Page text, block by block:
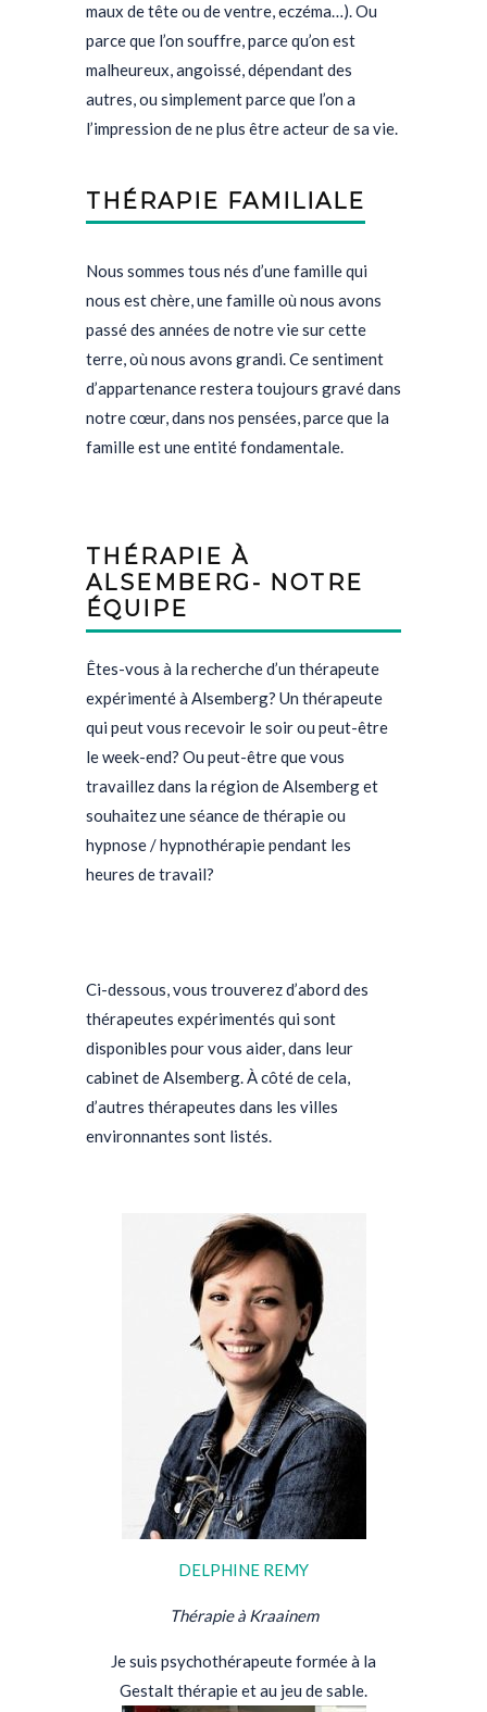
maux de tête ou de ventre, eczéma…). Ou
parce que l’on souffre, parce qu’on est
malheureux, angoissé, dépendant des
autres, ou simplement parce que l’on a
l’impression de ne plus être acteur de sa vie.
THÉRAPIE FAMILIALE
Nous sommes tous nés d’une famille qui
nous est chère, une famille où nous avons
passé des années de notre vie sur cette
terre, où nous avons grandi. Ce sentiment
d’appartenance restera toujours gravé dans
notre cœur, dans nos pensées, parce que la
famille est une entité fondamentale.
THÉRAPIE À
ALSEMBERG- NOTRE
ÉQUIPE
Êtes-vous à la recherche d’un thérapeute
expérimenté à Alsemberg? Un thérapeute
qui peut vous recevoir le soir ou peut-être
le week-end? Ou peut-être que vous
travaillez dans la région de Alsemberg et
souhaitez une séance de thérapie ou
hypnose / hypnothérapie pendant les
heures de travail?
Ci-dessous, vous trouverez d’abord des
thérapeutes expérimentés qui sont
disponibles pour vous aider, dans leur
cabinet de Alsemberg. À côté de cela,
d’autres thérapeutes dans les villes
environnantes sont listés.
DELPHINE REMY
Thérapie à Kraainem
Je suis psychothérapeute formée à la
Gestalt thérapie et au jeu de sable.